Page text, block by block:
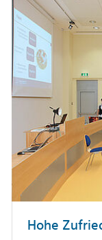
Hohe